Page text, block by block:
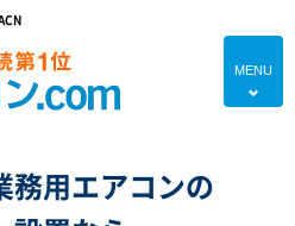
MENU
4
ンのご紹介
務用エアコンの